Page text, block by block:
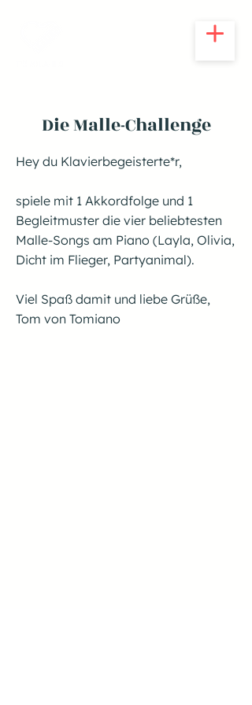
Die Malle-Challenge
Hey du Klavierbegeisterte*r,
spiele mit 1 Akkordfolge und 1
Begleitmuster die vier beliebtesten
Malle-Songs am Piano (Layla, Olivia,
Dicht im Flieger, Partyanimal).
Viel Spaß damit und liebe Grüße,
Tom von Tomiano